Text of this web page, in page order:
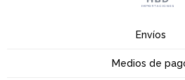
Envíos
Medios de